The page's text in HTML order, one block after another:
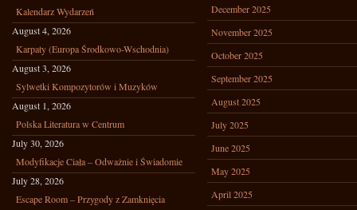
Kalendarz Wydarzeń
August 4, 2026
Karpaty (Europa Środkowo-Wschodnia)
August 3, 2026
Sylwetki Kompozytorów i Muzyków
August 1, 2026
Polska Literatura w Centrum
July 30, 2026
Modyfikacje Ciała – Odważnie i Świadomie
July 28, 2026
Escape Room – Przygody z Zamknięcia
December 2025
November 2025
October 2025
September 2025
August 2025
July 2025
June 2025
May 2025
April 2025